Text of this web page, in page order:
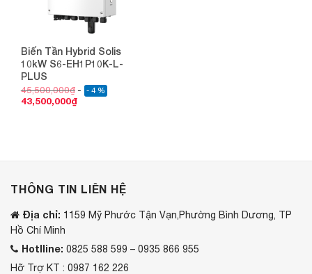
Biến Tần Hybrid Solis
10kW S6-EH1P10K-L-
PLUS
45,500,000₫ - 4 %
43,500,000₫
THÔNG TIN LIÊN HỆ
Địa chỉ: 1159 Mỹ Phước Tận Vạn,Phường Bình Dương, TP
Hồ Chí Minh
Hotlline: 0825 588 599 – 0935 866 955
Hỡ Trợ KT : 0987 162 226